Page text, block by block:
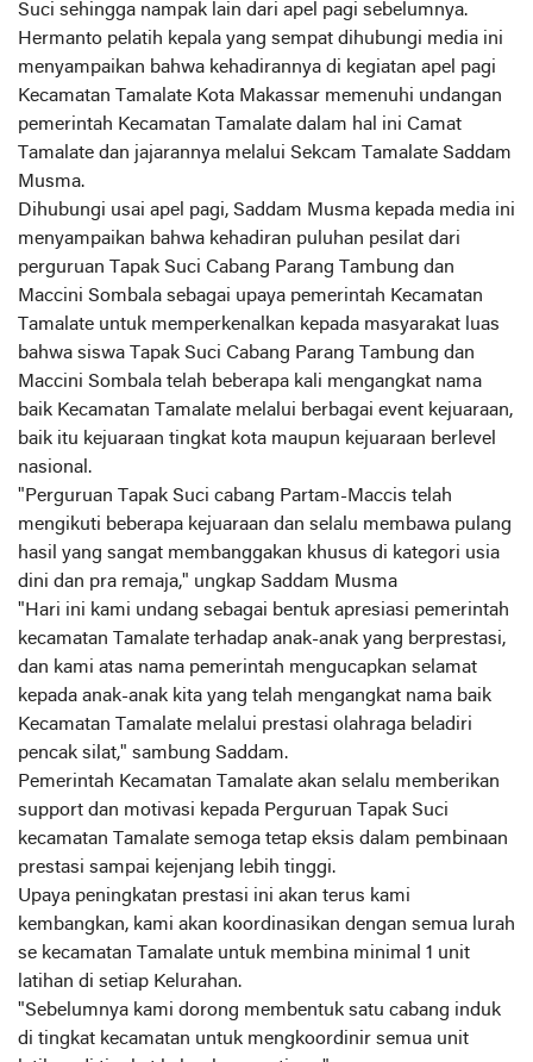
Suci sehingga nampak lain dari apel pagi sebelumnya.
Hermanto pelatih kepala yang sempat dihubungi media ini
menyampaikan bahwa kehadirannya di kegiatan apel pagi
Kecamatan Tamalate Kota Makassar memenuhi undangan
pemerintah Kecamatan Tamalate dalam hal ini Camat
Tamalate dan jajarannya melalui Sekcam Tamalate Saddam
Musma.
Dihubungi usai apel pagi, Saddam Musma kepada media ini
menyampaikan bahwa kehadiran puluhan pesilat dari
perguruan Tapak Suci Cabang Parang Tambung dan
Maccini Sombala sebagai upaya pemerintah Kecamatan
Tamalate untuk memperkenalkan kepada masyarakat luas
bahwa siswa Tapak Suci Cabang Parang Tambung dan
Maccini Sombala telah beberapa kali mengangkat nama
baik Kecamatan Tamalate melalui berbagai event kejuaraan,
baik itu kejuaraan tingkat kota maupun kejuaraan berlevel
nasional.
"Perguruan Tapak Suci cabang Partam-Maccis telah
mengikuti beberapa kejuaraan dan selalu membawa pulang
hasil yang sangat membanggakan khusus di kategori usia
dini dan pra remaja," ungkap Saddam Musma
"Hari ini kami undang sebagai bentuk apresiasi pemerintah
kecamatan Tamalate terhadap anak-anak yang berprestasi,
dan kami atas nama pemerintah mengucapkan selamat
kepada anak-anak kita yang telah mengangkat nama baik
Kecamatan Tamalate melalui prestasi olahraga beladiri
pencak silat," sambung Saddam.
Pemerintah Kecamatan Tamalate akan selalu memberikan
support dan motivasi kepada Perguruan Tapak Suci
kecamatan Tamalate semoga tetap eksis dalam pembinaan
prestasi sampai kejenjang lebih tinggi.
Upaya peningkatan prestasi ini akan terus kami
kembangkan, kami akan koordinasikan dengan semua lurah
se kecamatan Tamalate untuk membina minimal 1 unit
latihan di setiap Kelurahan.
"Sebelumnya kami dorong membentuk satu cabang induk
di tingkat kecamatan untuk mengkoordinir semua unit